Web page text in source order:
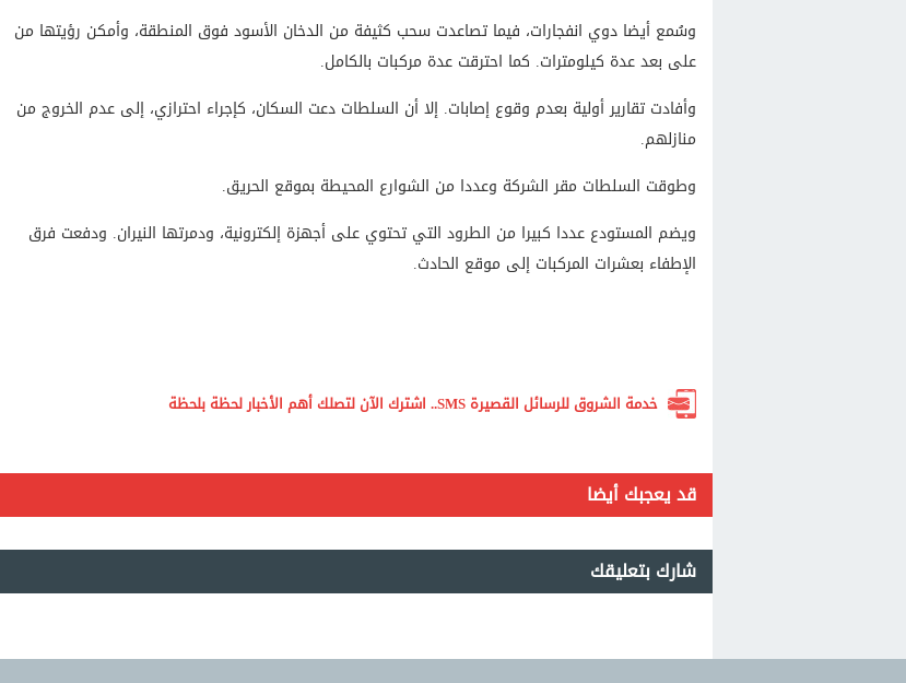
وسُمع أيضا دوي انفجارات، فيما تصاعدت سحب كثيفة من الدخان الأسود فوق المنطقة، وأمكن رؤيتها من
على بعد عدة كيلومترات. كما احترقت عدة مركبات بالكامل.
وأفادت تقارير أولية بعدم وقوع إصابات. إلا أن السلطات دعت السكان، كإجراء احترازي، إلى عدم الخروج من
منازلهم.
وطوقت السلطات مقر الشركة وعددا من الشوارع المحيطة بموقع الحريق.
ويضم المستودع عددا كبيرا من الطرود التي تحتوي على أجهزة إلكترونية، ودمرتها النيران. ودفعت فرق
الإطفاء بعشرات المركبات إلى موقع الحادث.
خدمة الشروق للرسائل القصيرة SMS.. اشترك الآن لتصلك أهم الأخبار لحظة بلحظة
قد يعجبك أيضا
شارك بتعليقك